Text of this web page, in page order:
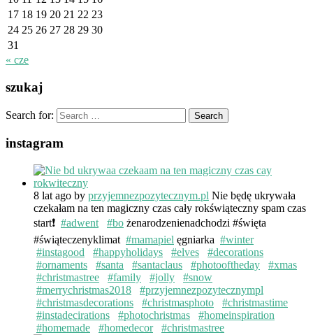
17 18 19 20 21 22 23
24 25 26 27 28 29 30
31
« cze
szukaj
Search for:
instagram
8 lat ago by przyjemnezpozytecznym.pl Nie będę ukrywała
czekałam na ten magiczny czas cały rokświąteczny spam czas
start❗️ #adwent #bo żenarodzenienadchodzi #święta
#świąteczenyklimat #mamapiel ęgniarka #winter
#instagood
#happyholidays #elves
#decorations
#ornaments
#santa #santaclaus #photooftheday
#xmas
#christmastree
#family #jolly
#snow
#merrychristmas2018
#przyjemnezpozytecznympl
#christmasdecorations
#christmasphoto
#christmastime
#instadecirations
#photochristmas
#homeinspiration
#homemade
#homedecor #christmastree